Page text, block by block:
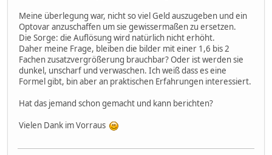
Meine überlegung war, nicht so viel Geld auszugeben und ein
Optovar anzuschaffen um sie gewissermaßen zu ersetzen.
Die Sorge: die Auflösung wird natürlich nicht erhöht.
Daher meine Frage, bleiben die bilder mit einer 1,6 bis 2
Fachen zusatzvergrößerung brauchbar? Oder ist werden sie
dunkel, unscharf und verwaschen. Ich weiß dass es eine
Formel gibt, bin aber an praktischen Erfahrungen interessiert.
Hat das jemand schon gemacht und kann berichten?
Vielen Dank im Vorraus